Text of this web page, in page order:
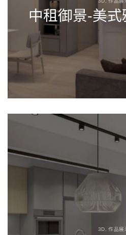
中租御景-美
3D, 作品展